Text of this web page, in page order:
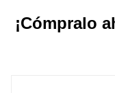
¡Cómpralo